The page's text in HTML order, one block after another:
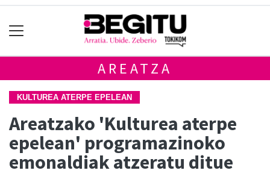
AREATZA
KULTUREA ATERPE EPELEAN
Areatzako 'Kulturea aterpe
epelean' programazinoko
emonaldiak atzeratu ditue